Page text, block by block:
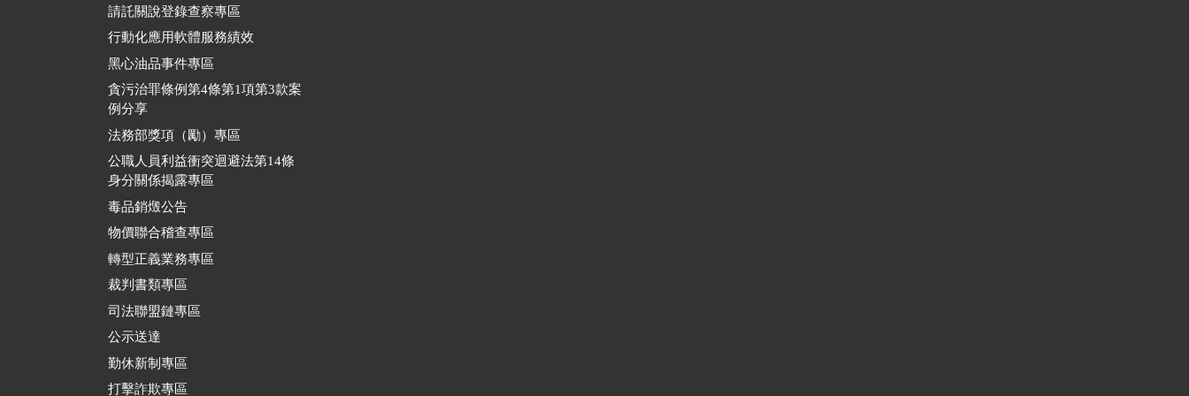
請託關說登錄查察專區
行動化應用軟體服務績效
黑心油品事件專區
貪污治罪條例第4條第1項第3款案
例分享
法務部獎項（勵）專區
公職人員利益衝突迴避法第14條
身分關係揭露專區
毒品銷燬公告
物價聯合稽查專區
轉型正義業務專區
裁判書類專區
司法聯盟鏈專區
公示送達
勤休新制專區
打擊詐欺專區